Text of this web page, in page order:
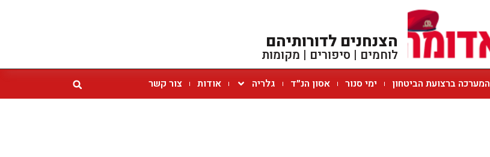
הצנחנים לדורותיהם
לוחמים | סיפורים | מקומות
המערכה ברצועת הביטחון ימי סנור אסון הנ״ד גלריה אודות צור קשר